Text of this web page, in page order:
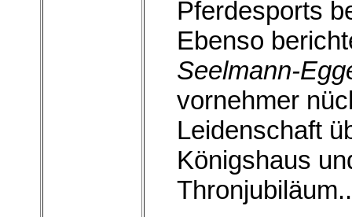
Pferdesports
Ebenso
Seelmann-
vornehmer
Leidenschaft
Königshaus